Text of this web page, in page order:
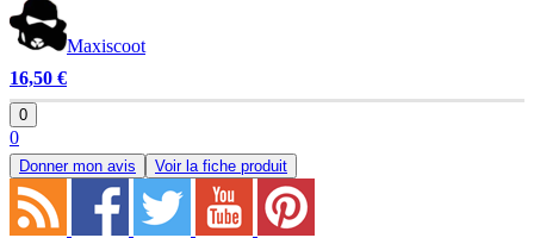
Maxiscoot
16,50 €
0
0
Donner mon avis Voir la fiche produit